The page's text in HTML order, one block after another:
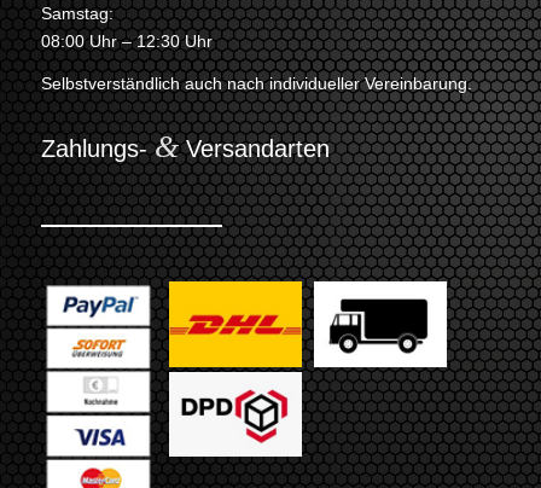
Samstag:
08:00 Uhr – 12:30 Uhr
Selbstverständlich auch nach individueller Vereinbarung.
Zahlungs-&Versandarten